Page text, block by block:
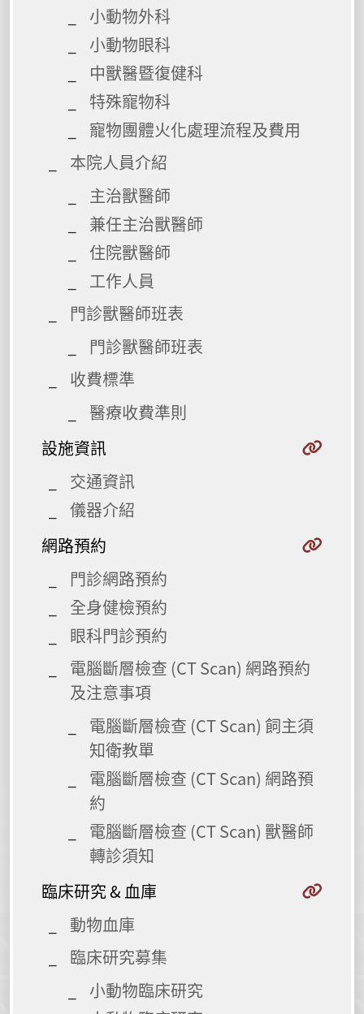
小動物外科
小動物眼科
中獸醫暨復健科
特殊寵物科
寵物團體火化處理流程及費用
本院人員介紹
主治獸醫師
兼任主治獸醫師
住院獸醫師
工作人員
門診獸醫師班表
門診獸醫師班表
收費標準
醫療收費準則
設施資訊
交通資訊
儀器介紹
網路預約
門診網路預約
全身健檢預約
眼科門診預約
電腦斷層檢查 (CT Scan) 網路預約
及注意事項
電腦斷層檢查 (CT Scan) 飼主須
知衛教單
電腦斷層檢查 (CT Scan) 網路預
約
電腦斷層檢查 (CT Scan) 獸醫師
轉診須知
臨床研究 & 血庫
動物血庫
臨床研究募集
小動物臨床研究